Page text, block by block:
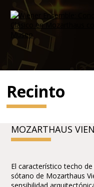
Recinto
MOZARTHAUS
El característico techo
sótano de Mozarthaus